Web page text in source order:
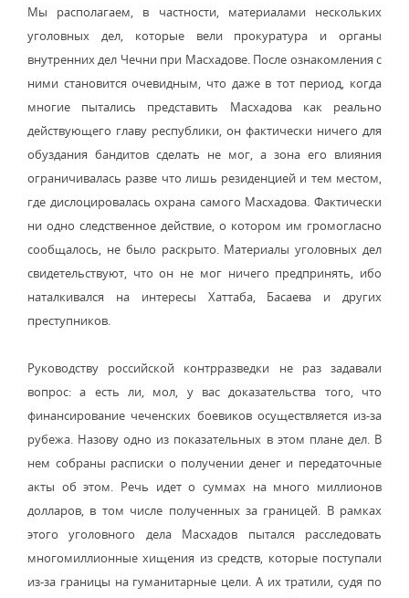
Мы располагаем, в частности, материалами нескольких
уголовных дел, которые вели прокуратура и органы
внутренних дел Чечни при Масхадове. После ознакомления с
ними становится очевидным, что даже в тот период, когда
многие пытались представить Масхадова как реально
действующего главу республики, он фактически ничего для
обуздания бандитов сделать не мог, а зона его влияния
ограничивалась разве что лишь резиденцией и тем местом,
где дислоцировалась охрана самого Масхадова. Фактически
ни одно следственное действие, о котором им громогласно
сообщалось, не было раскрыто. Материалы уголовных дел
свидетельствуют, что он не мог ничего предпринять, ибо
наталкивался на интересы Хаттаба, Басаева и других
преступников.
Руководству российской контрразведки не раз задавали
вопрос: а есть ли, мол, у вас доказательства того, что
финансирование чеченских боевиков осуществляется из-за
рубежа. Назову одно из показательных в этом плане дел. В
нем собраны расписки о получении денег и передаточные
акты об этом. Речь идет о суммах на много миллионов
долларов, в том числе полученных за границей. В рамках
этого уголовного дела Масхадов пытался расследовать
многомиллионные хищения из средств, которые поступали
из-за границы на гуманитарные цели. А их тратили, судя по